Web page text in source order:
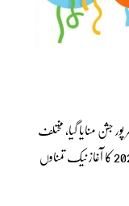
منایا گیا، مختلف
ممالک میں لوگوں نے 2023 کو الوداع کہہ کر سال 2024 کا آغاز نیک تمناوں